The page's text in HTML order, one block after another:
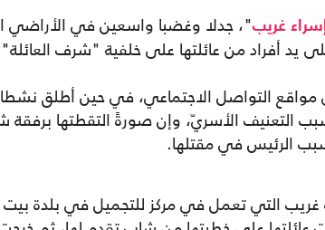
إسراء غريب"، جدلا وغضبا واسعين في الأراضي
يد أفراد من عائلتها على خلفية "شرف
التواصل الاجتماعي، في حين أطلق نشطاء
التعنيف الأسريّ، وإن صورةً التقطتها
الرئيس في مقتلها.
التي تعمل في مركز للتجميل في بلدة